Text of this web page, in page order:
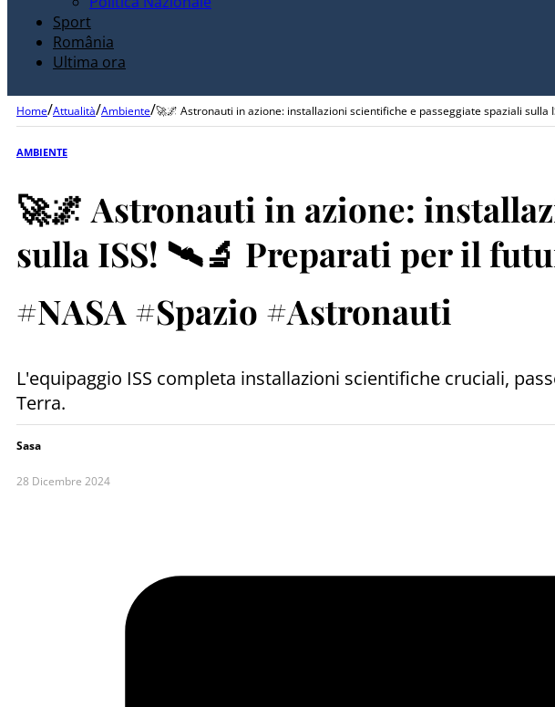
Sport
România
Ultima ora
Home/Attualità/Ambiente/🚀🌌 Astronauti in azione: installazioni scientifiche e passeggiate spaziali
AMBIENTE
🚀🌌 Astronauti in azione:
sulla ISS! 🛰️🔬 Preparati per il
#NASA #Spazio #Astronauti
L'equipaggio ISS completa installazioni scientifiche cruciali,
Terra.
Sasa
28 Dicembre 2024